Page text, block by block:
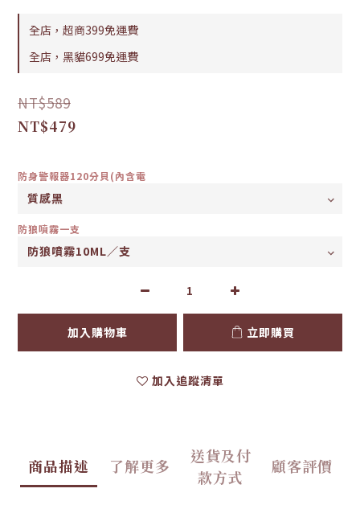
全店，超商399免運費
全店，黑貓699免運費
NT$589
NT$479
防身警報器120分貝(內含電
防狼噴霧一支
加入購物車 立即購買
加入追蹤清單
商品描述 了解更多
送貨及付
款方式
顧客評價